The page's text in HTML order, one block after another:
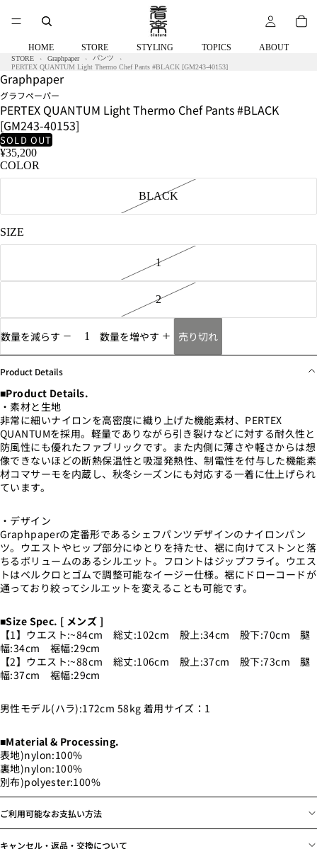
HOME STORE STYLING TOPICS ABOUT
STORE Graphpaper
パンツ
PERTEX QUANTUM Light Thermo Chef Pants #BLACK [GM243-40153]
Graphpaper
グラフペーパー
PERTEX QUANTUM Light Thermo Chef Pants #BLACK
[GM243-40153]
SOLD OUT
¥35,200
COLOR
BLACK
SIZE
1
2
数量を減らす 数量を増やす 売り切れ
Product Details
■Product Details.
・素材と生地
非常に細いナイロンを高密度に織り上げた機能素材、PERTEX
QUANTUMを採用。軽量でありながら引き裂けなどに対する耐久性と
防風性にも優れたファブリックです。また内側に薄さや軽さからは想
像できないほどの断熱保温性と吸湿発熱性、制電性を付与した機能素
材コマサーモを内蔵し、秋冬シーズンにも対応する一着に仕上げられ
ています。
・デザイン
Graphpaperの定番形であるシェフパンツデザインのナイロンパン
ツ。ウエストやヒップ部分にゆとりを持たせ、裾に向けてストンと落
ちるボリュームのあるシルエット。フロントはジップフライ。ウエス
トはベルクロとゴムで調整可能なイージー仕様。裾にドローコードが
通っており絞ってシルエットを変えることも可能です。
■Size Spec. [ メンズ ]
【1】ウエスト:~84cm 総丈:102cm 股上:34cm 股下:70cm 腿
幅:34cm 裾幅:29cm
【2】ウエスト:~88cm 総丈:106cm 股上:37cm 股下:73cm 腿
幅:37cm 裾幅:29cm
男性モデル(ハラ):172cm 58kg 着用サイズ：1
■Material & Processing.
表地)nylon:100%
裏地)nylon:100%
別布)polyester:100%
ご利用可能なお支払い方法
キャンセル・返品・交換について